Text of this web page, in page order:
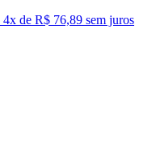
4x de R$ 76,89 sem juros